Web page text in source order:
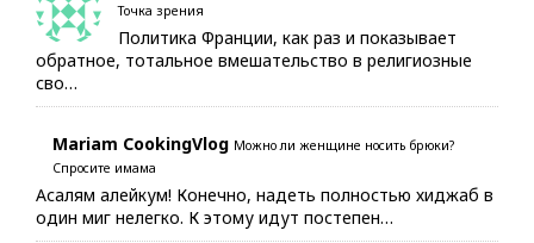
Точка зрения
Политика Франции, как раз и показывает
обратное, тотальное вмешательство в религиозные
сво…
Mariam CookingVlog Можно ли женщине носить брюки?
Спросите имама
Асалям алейкум! Конечно, надеть полностью хиджаб в
один миг нелегко. К этому идут постепен…